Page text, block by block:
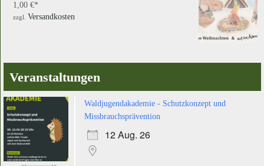
1,00 €
zzgl. Versandkosten
Veranstaltungen
Waldjugendakademie - Schutzkonzept und
Missbrauchsprävention
12 Aug. 26